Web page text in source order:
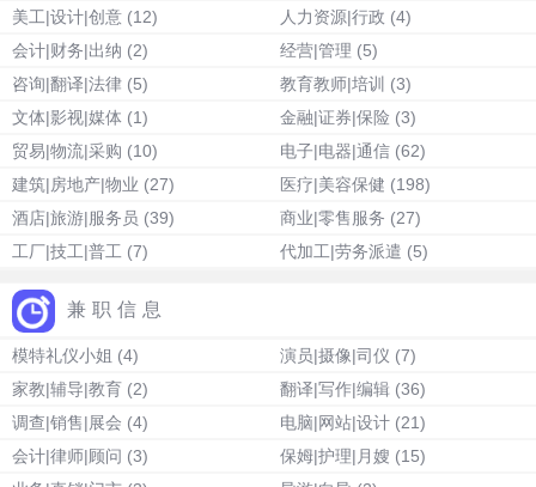
美工|设计|创意 (12) 人力资源|行政 (4)
会计|财务|出纳 (2) 经营|管理 (5)
咨询|翻译|法律 (5) 教育教师|培训 (3)
文体|影视|媒体 (1) 金融|证券|保险 (3)
贸易|物流|采购 (10) 电子|电器|通信 (62)
建筑|房地产|物业 (27) 医疗|美容保健 (198)
酒店|旅游|服务员 (39) 商业|零售服务 (27)
工厂|技工|普工 (7) 代加工|劳务派遣 (5)
兼职信息
模特礼仪小姐 (4) 演员|摄像|司仪 (7)
家教|辅导|教育 (2) 翻译|写作|编辑 (36)
调查|销售|展会 (4) 电脑|网站|设计 (21)
会计|律师|顾问 (3) 保姆|护理|月嫂 (15)